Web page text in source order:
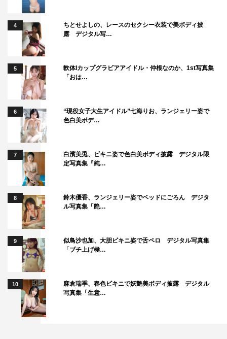
4
ちとせよしの、レースのセクシー衣装で美ボディ披
露 デジタル写…
5
軟体Iカップグラビアアイドル・仲根なのか、1st写真集
「おは…
6
“現役女子大生アイドル”七海りお、ランジェリー姿で
色白美ボデ…
7
白濱美兎、ビキニ姿で色白美ボディ披露 デジタル限
定写真集『純…
8
鈴木優香、ランジェリー姿でベッドにごろん デジタ
ル写真集「艶…
9
似鳥沙也加、大胆ビキニ姿で舌ペロ デジタル写真集
「ブチ上げ極…
10
麻倉瑞季、春色ビキニで妖艶美ボディ披露 デジタル
写真集「生意…